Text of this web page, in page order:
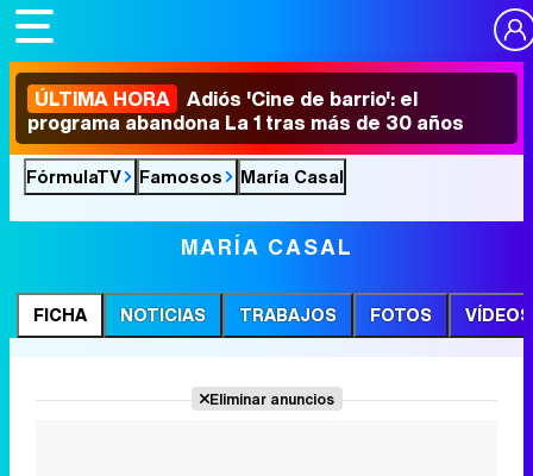
ÚLTIMA HORA Adiós 'Cine de barrio': el
programa abandona La 1 tras más de 30 años
FórmulaTV Famosos María Casal
MARÍA CASAL
FICHA NOTICIAS TRABAJOS FOTOS VÍDEOS
Eliminar anuncios